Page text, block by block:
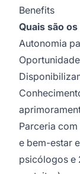
Benefits
Quais são
Autonomia
Parceria
e bem-estar
psicólogos e